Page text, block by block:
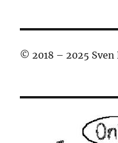
© 2018 – 2025